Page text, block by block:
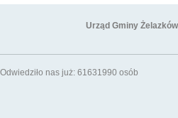
Urząd Gminy Żelazków
Odwiedziło nas już: 61631990 osób